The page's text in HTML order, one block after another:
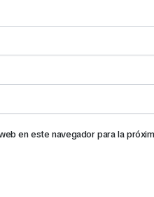
en este navegador para la